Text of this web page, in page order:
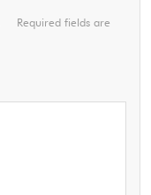
Required fields are